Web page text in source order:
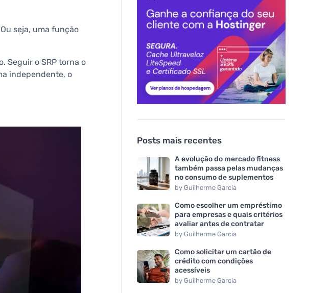
seja, uma função
Seguir o SRP torna o
independente, o
Posts mais recentes
A evolução do mercado fitness
também passa pelas mudanças
no consumo de suplementos
by Guilherme Garcia
Como escolher um empréstimo
para empresas e quais critérios
avaliar antes de contratar
by Guilherme Garcia
Como solicitar um cartão de
crédito com condições
acessíveis
by Guilherme Garcia